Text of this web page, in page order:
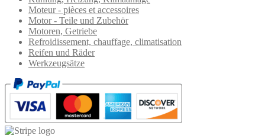
Moteur - pièces et accessoires
Motor - Teile und Zubehör
Motoren, Getriebe
Refroidissement, chauffage, climatisation
Reifen und Räder
Werkzeugsätze